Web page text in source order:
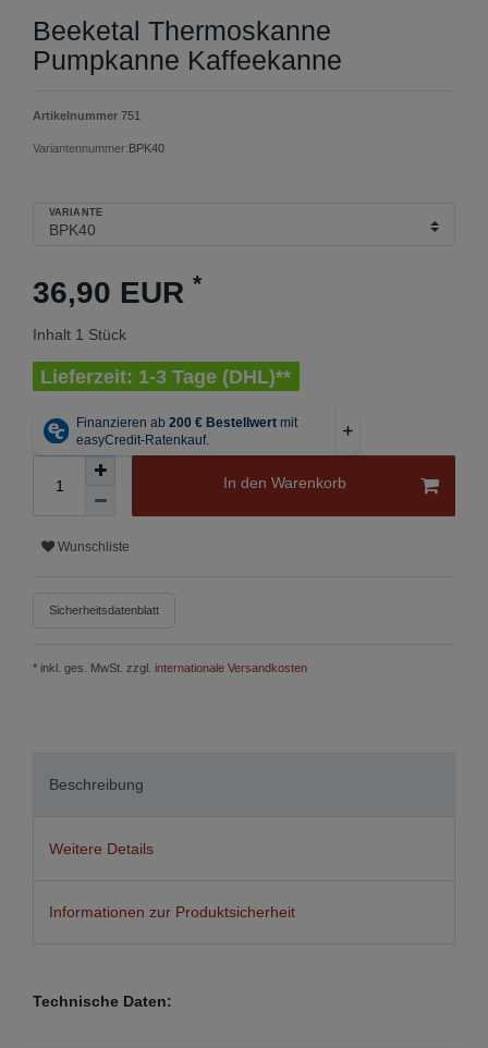
Beeketal Thermoskanne
Pumpkanne Kaffeekanne
Artikelnummer 751
Variantennummer:BPK40
VARIANTE
36,90 EUR *
Inhalt 1 Stück
Lieferzeit: 1-3 Tage (DHL)**
In den Warenkorb
Wunschliste
Sicherheitsdatenblatt
* inkl. ges. MwSt. zzgl. internationale Versandkosten
Beschreibung
Weitere Details
Informationen zur Produktsicherheit
Technische Daten: